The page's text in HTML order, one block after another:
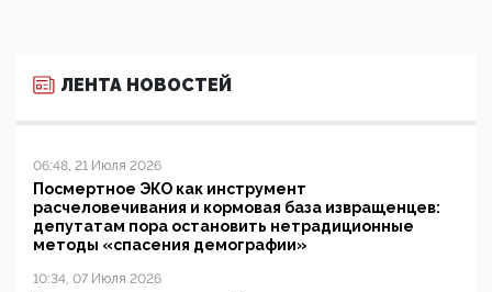
ЛЕНТА НОВОСТЕЙ
06:48, 21 Июля 2026
Посмертное ЭКО как инструмент
расчеловечивания и кормовая база извращенцев:
депутатам пора остановить нетрадиционные
методы «спасения демографии»
10:34, 07 Июля 2026